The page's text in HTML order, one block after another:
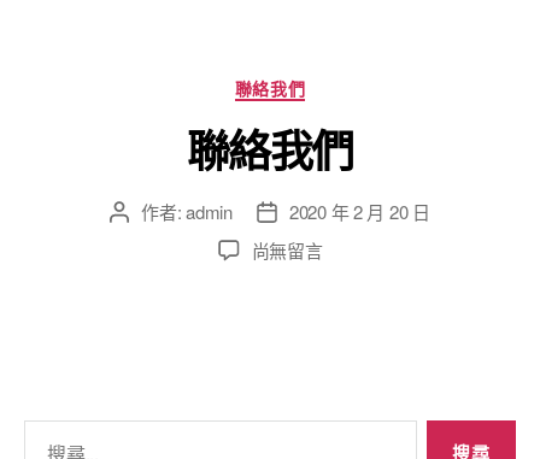
分
類
聯絡我們
聯絡我們
文 作者:admin
文
章
發
2020 年 2 月 20 日
在
尚無留言